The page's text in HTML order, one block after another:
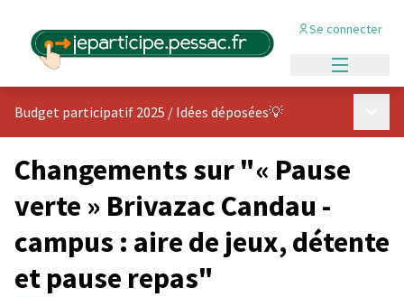
Se connecter
Budget participatif 2025 / Idées déposées💡
Changements sur "« Pause
verte » Brivazac Candau -
campus : aire de jeux, détente
et pause repas"